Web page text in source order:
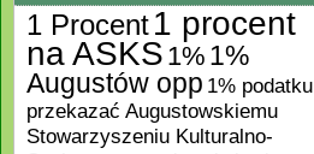
1 Procent1 procent
na ASKS 1% 1%
Augustów opp 1% podatku
przekazać Augustowskiemu
Stowarzyszeniu Kulturalno-